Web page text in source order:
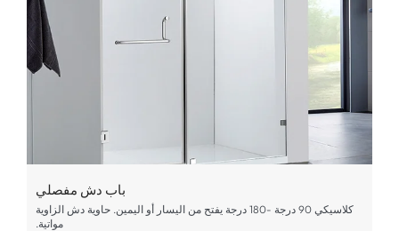
باب دش مفصلي
كلاسيكي 90 درجة -180 درجة يفتح من اليسار أو اليمين. حاوية دش الزاوية
مواتية.